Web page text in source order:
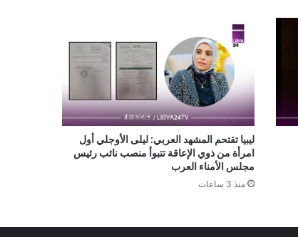
ليبيا تقتحم المشهد العربي: ليلى الأوجلي أول
امرأة من ذوي الإعاقة تتبوأ منصب نائب رئيس
مجلس الأمناء العرب
منذ 3 ساعات